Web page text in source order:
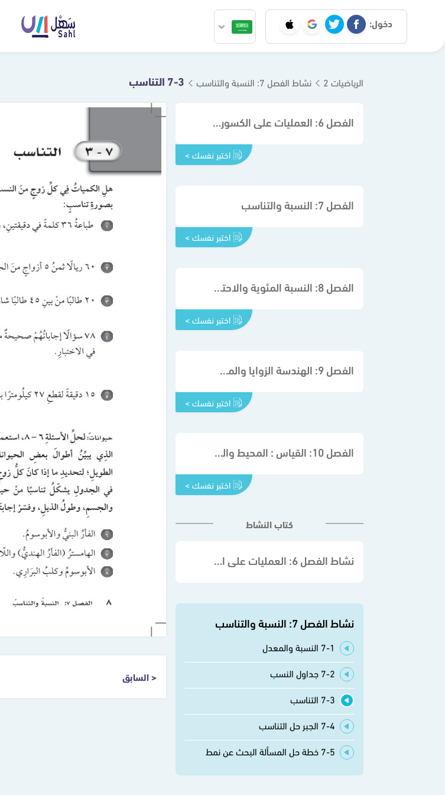
دخول:
الرياضيات 2 نشاط الفصل 7: النسبة والتناسب 7-3 التناسب
الفصل 6: العمليات على الكسور الاعتيادية
اختبر نفسك >
الفصل 7: النسبة والتناسب
اختبر نفسك >
الفصل 8: النسبة المئوية والاحتمالات
اختبر نفسك >
الفصل 9: الهندسة الزوايا والمضلعات
اختبر نفسك >
الفصل 10: القياس : المحيط والمساحة والحجم
اختبر نفسك >
كتاب النشاط
نشاط الفصل 6: العمليات على الكسور الاعتيادية
نشاط الفصل 7: النسبة والتناسب
7-1 النسبة والمعدل
7-2 جداول النسب
7-3 التناسب
7-4 الجبر حل التناسب
7-5 خطة حل المسألة البحث عن نمط
< السابق